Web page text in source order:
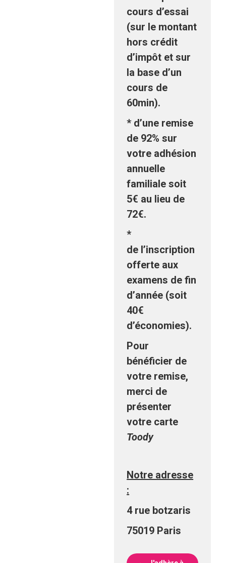
cours d’essai
(sur le montant
hors crédit
d’impôt et sur
la base d’un
cours de
60min).
* d’une remise
de 92% sur
votre adhésion
annuelle
familiale soit
5€ au lieu de
72€.
*
de l’inscription
offerte aux
examens de fin
d’année (soit
40€
d’économies).
Pour
bénéficier de
votre remise,
merci de
présenter
votre carte
Toody
Notre adresse
:
4 rue botzaris
75019 Paris